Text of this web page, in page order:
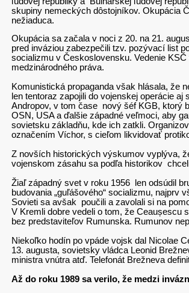
skupiny nemeckých dôstojníkov. Okupácia
nežiaduca.
Okupácia sa začala v noci z 20. na 21.
pred inváziou zabezpečili tzv. pozývací list
socializmu v Československu. Vedenie
medzinárodného práva.
Komunistická propaganda však hlásala, že
len tentoraz zapojili do vojenskej operácie
Andropov, v tom čase nový šéf KGB, ktorý
OSN, USA a ďalšie západné veľmoci, aby
sovietsku základňu, kde ich zatkli.
označením Víchor, s cieľom likvidovať
Z novších historických výskumov vyplýva,
vojenskom zásahu sa podľa historikov
Žiaľ západný svet v roku 1956 len odsúdil
budovania „guľášového“ socializmu,
Sovieti sa avšak poučili a zavolali si na
V Kremli dobre vedeli o tom, že Ceaușescu
bez predstaviteľov Rumunska. Rumunov
Niekoľko hodín po vpáde vojsk dal Nicolae
13. augusta, sovietsky vládca Leonid
ministra vnútra atď. Telefonát Brežneva
Až do roku 1989 sa verilo, že medzi